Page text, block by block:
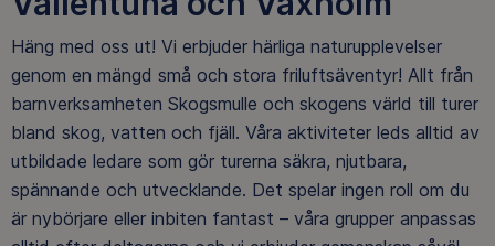
Häng med oss ut! Vi erbjuder härliga naturupplevelser
genom en mängd små och stora friluftsäventyr! Allt från
barnverksamheten Skogsmulle och skogens värld till turer
bland skog, vatten och fjäll. Våra aktiviteter leds alltid av
utbildade ledare som gör turerna säkra, njutbara,
spännande och utvecklande. Det spelar ingen roll om du
är nybörjare eller inbiten fantast – våra grupper anpassas